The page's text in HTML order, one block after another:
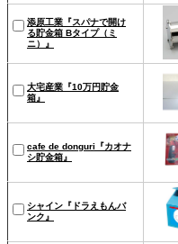
添原工業『スパナで開け
る貯金箱 Bタイプ（ミ
ニ）』
大宅産業『10万円貯金
箱』
cafe de donguri『カオナ
シ貯金箱』
シャイン『ドラえもんバ
ンク』